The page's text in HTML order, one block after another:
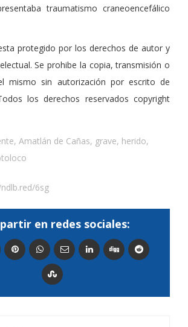
traumatismo craneoencefálico
protegido por los derechos de autor y
Se prohibe la copia, transmisión o
mismo sin autorización por escrito de
los derechos reservados copyright
, Amatlán de Cañas, grave, herido,
6sg
en redes sociales: